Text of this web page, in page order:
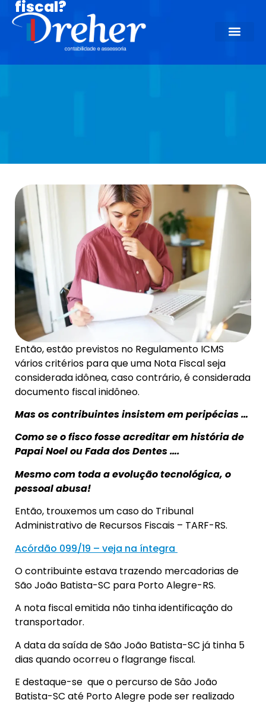
fiscal?
Então, estão previstos no Regulamento ICMS
vários critérios para que uma Nota Fiscal seja
considerada idônea, caso contrário, é considerada
documento fiscal inidôneo.
Mas os contribuintes insistem em peripécias …
Como se o fisco fosse acreditar em história de
Papai Noel ou Fada dos Dentes ….
Mesmo com toda a evolução tecnológica, o
pessoal abusa!
Então, trouxemos um caso do Tribunal
Administrativo de Recursos Fiscais – TARF-RS.
Acórdão 099/19 – veja na íntegra
O contribuinte estava trazendo mercadorias de
São João Batista-SC para Porto Alegre-RS.
A nota fiscal emitida não tinha identificação do
transportador.
A data da saída de São João Batista-SC já tinha 5
dias quando ocorreu o flagrange fiscal.
E destaque-se que o percurso de Sâo João
Batista-SC até Porto Alegre pode ser realizado